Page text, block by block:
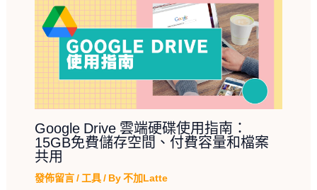
Google Drive 雲端硬碟使用指南：
15GB免費儲存空間、付費容量和檔案
共用
發佈留言/工具/ By不加Latte